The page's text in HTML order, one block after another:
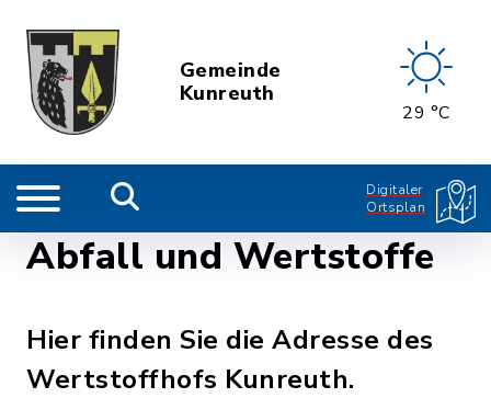
Gemeinde
Kunreuth
29 °C
Digitaler
Ortsplan
Abfall und Wertstoffe
Hier finden Sie die Adresse des
Wertstoffhofs Kunreuth.